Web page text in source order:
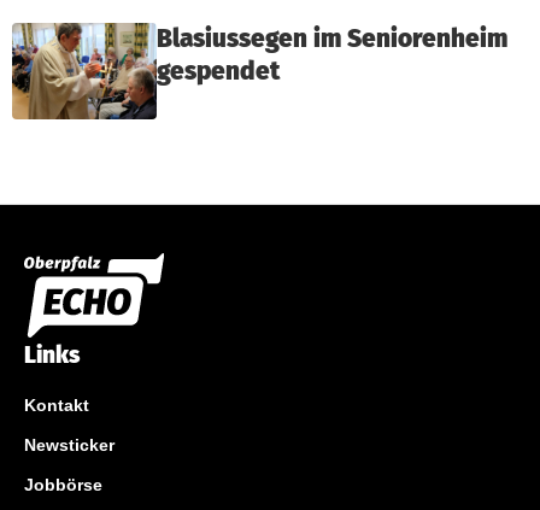
Blasiussegen im Seniorenheim
gespendet
Links
Kontakt
Newsticker
Jobbörse